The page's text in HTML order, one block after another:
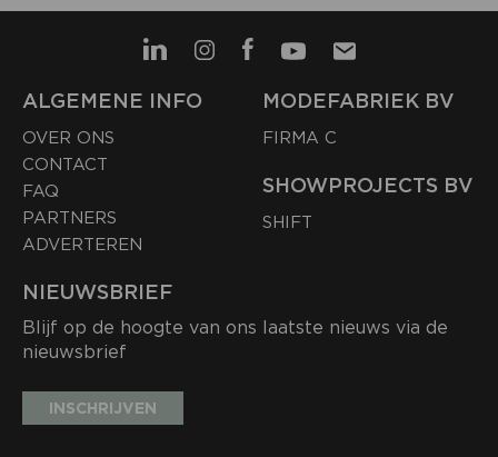
ALGEMENE INFO
OVER ONS
CONTACT
FAQ
PARTNERS
ADVERTEREN
MODEFABRIEK BV
FIRMA C
SHOWPROJECTS BV
SHIFT
NIEUWSBRIEF
Blijf op de hoogte van ons laatste nieuws via de
nieuwsbrief
INSCHRIJVEN